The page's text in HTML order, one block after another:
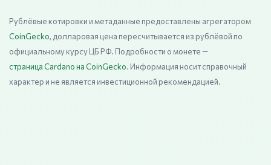
Рублёвые котировки и метаданные предоставлены агрегатором
CoinGecko, долларовая цена пересчитывается из рублёвой по
официальному курсу ЦБ РФ. Подробности о монете —
страница Cardano на CoinGecko. Информация носит справочный
характер и не является инвестиционной рекомендацией.